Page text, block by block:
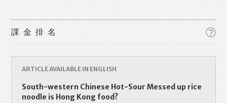
Like Facebook Twitter Line
WhatsApp Email Print
保留隨時增減本付費服務內容的權利，包
括但不限於漫畫、節目、小說等欄目及內
將你的個人資料與從商業夥伴或其他公司
取得的資料結合，但不會出租、出售、或
透露你的個人資料予他人或非附屬公司。
課金排名
ARTICLE AVAILABLE IN ENGLISH
South-western Chinese Hot-Sour Messed up rice
noodle is Hong Kong food?